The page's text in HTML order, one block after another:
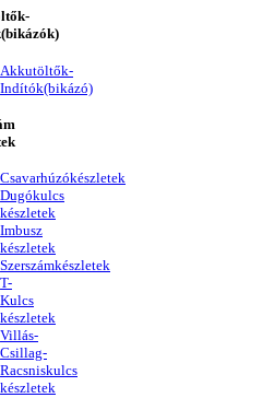
Akkutöltők-
Indítók(bikázó)
Csavarhúzókészletek
Dugókulcs
készletek
Imbusz
készletek
Szerszámkészletek
T-
Kulcs
készletek
Villás-
Csillag-
Racsniskulcs
készletek